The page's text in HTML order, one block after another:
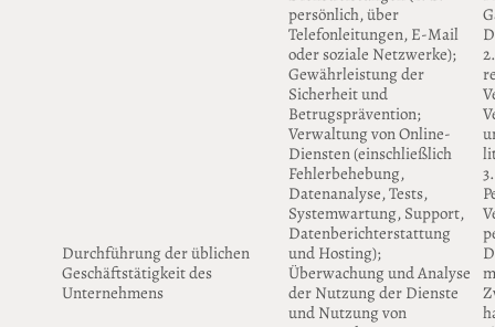
Durchführung der üblichen
Geschäftstätigkeit des
Unternehmens
persönlich, über
Telefonleitungen, E-Mail
oder soziale Netzwerke);
Gewährleistung der
Sicherheit und
Betrugsprävention;
Verwaltung von Online-
Diensten (einschließlich
Fehlerbehebung,
Datenanalyse, Tests,
Systemwartung, Support,
Datenberichterstattung
und Hosting);
Überwachung und Analyse
der Nutzung der Dienste
und Nutzung von